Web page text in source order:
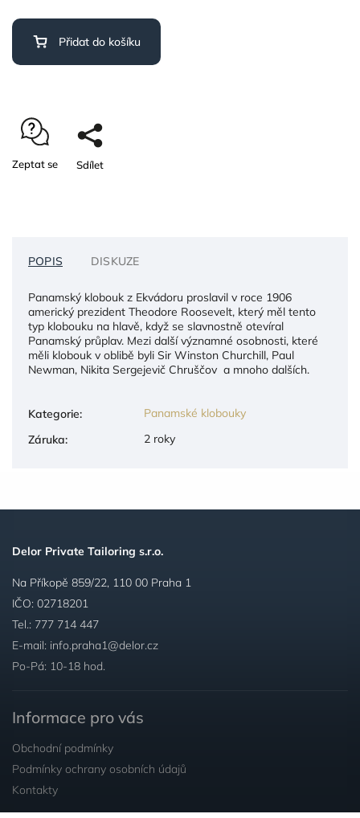
Přidat do košíku
Zeptat se Sdílet
POPIS DISKUZE
Panamský klobouk z Ekvádoru proslavil v roce 1906
americký prezident Theodore Roosevelt, který měl tento
typ klobouku na hlavě, když se slavnostně otevíral
Panamský průplav. Mezi další významné osobnosti, které
měli klobouk v oblibě byli Sir Winston Churchill, Paul
Newman, Nikita Sergejevič Chruščov a mnoho dalších.
Kategorie:
Panamské klobouky
Záruka: 2 roky
Delor Private Tailoring s.r.o.
Na Příkopě 859/22, 110 00 Praha 1
IČO: 02718201
Tel.: 777 714 447
E-mail: info.praha1@delor.cz
Po-Pá: 10-18 hod.
Informace pro vás
Obchodní podmínky
Podmínky ochrany osobních údajů
Kontakty